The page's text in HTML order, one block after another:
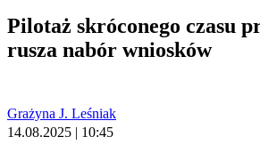
Pilotaż skróconego czasu
rusza nabór wniosków
Grażyna J. Leśniak
14.08.2025 | 10:45